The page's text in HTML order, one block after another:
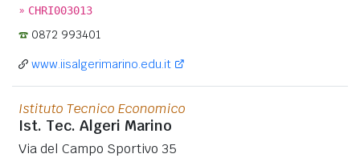
» CHRI003013
0872 993401
www.iisalgerimarino.edu.it
Istituto Tecnico Economico
Ist. Tec. Algeri Marino
Via del Campo Sportivo 35